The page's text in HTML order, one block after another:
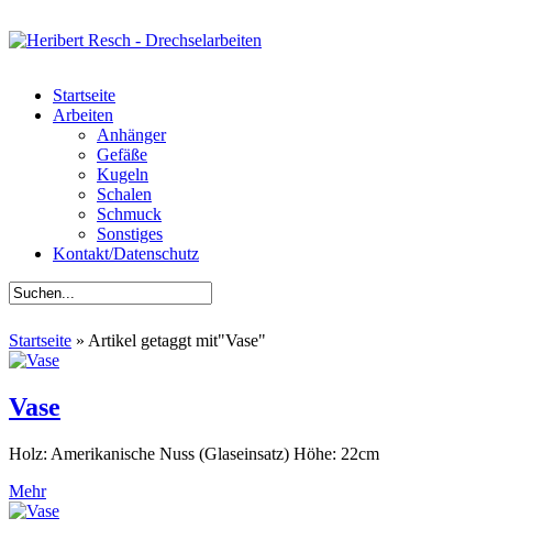
Startseite
Arbeiten
Anhänger
Gefäße
Kugeln
Schalen
Schmuck
Sonstiges
Kontakt/Datenschutz
Startseite » Artikel getaggt mit"Vase"
Vase
Holz: Amerikanische Nuss (Glaseinsatz) Höhe: 22cm
Mehr